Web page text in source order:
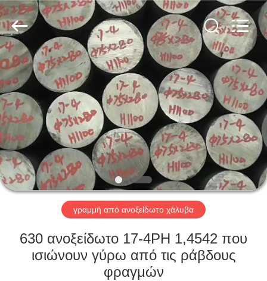
ΣΠΊΤΙ
ΠΡΟΪΌΝΤΑ
ΒΊΝΤΕΟ
ΠΕΡΊΠΟΥ
ΕΜΕΊΣ
ΓΎΡΟΣ
ΕΡΓΟΣΤΑΣΊΩΝ
Special
Steel
Co.,
Ltd.
All
Rights
Reserved.
γραμμή από ανοξείδωτο χάλυβα
630 ανοξείδωτο 17-4PH 1,4542 που
ισιώνουν γύρω από τις ράβδους
φραγμών